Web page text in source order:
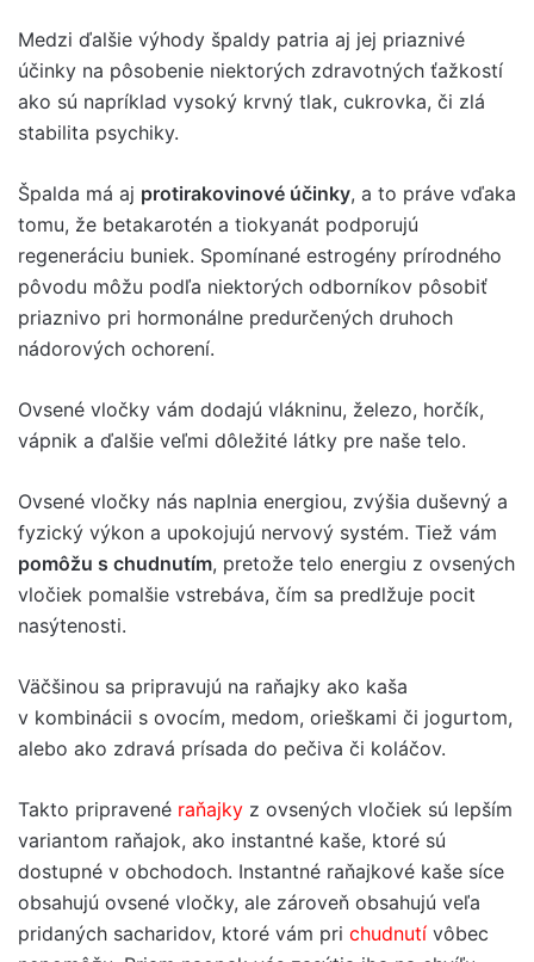
Medzi ďalšie výhody špaldy patria aj jej priaznivé
účinky na pôsobenie niektorých zdravotných ťažkostí
ako sú napríklad vysoký krvný tlak, cukrovka, či zlá
stabilita psychiky.
Špalda má aj protirakovinové účinky, a to práve vďaka
tomu, že betakarotén a tiokyanát podporujú
regeneráciu buniek. Spomínané estrogény prírodného
pôvodu môžu podľa niektorých odborníkov pôsobiť
priaznivo pri hormonálne predurčených druhoch
nádorových ochorení.
Ovsené vločky vám dodajú vlákninu, železo, horčík,
vápnik a ďalšie veľmi dôležité látky pre naše telo.
Ovsené vločky nás naplnia energiou, zvýšia duševný a
fyzický výkon a upokojujú nervový systém. Tiež vám
pomôžu s chudnutím, pretože telo energiu z ovsených
vločiek pomalšie vstrebáva, čím sa predlžuje pocit
nasýtenosti.
Väčšinou sa pripravujú na raňajky ako kaša
v kombinácii s ovocím, medom, orieškami či jogurtom,
alebo ako zdravá prísada do pečiva či koláčov.
Takto pripravené raňajky z ovsených vločiek sú lepším
variantom raňajok, ako instantné kaše, ktoré sú
dostupné v obchodoch. Instantné raňajkové kaše síce
obsahujú ovsené vločky, ale zároveň obsahujú veľa
pridaných sacharidov, ktoré vám pri chudnutí vôbec